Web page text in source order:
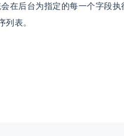
在后台为指定的每一个字段
表。